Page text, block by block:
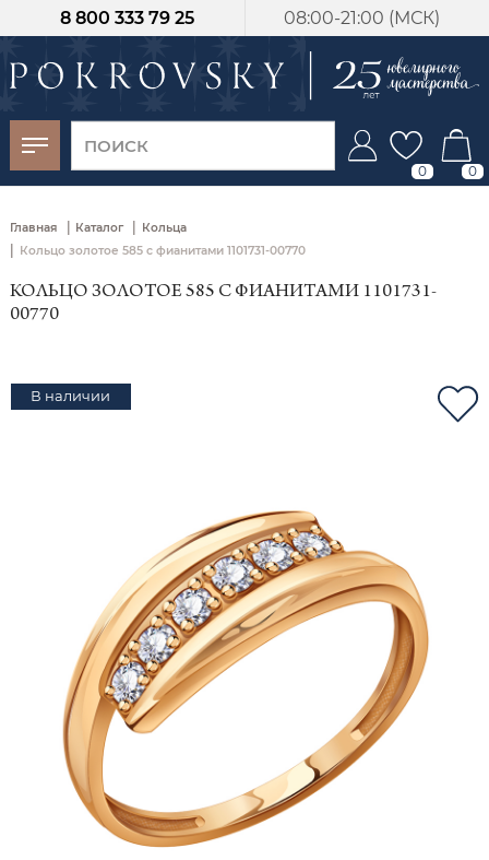
08:00-21:00 (МСК)
8 800 333 79 25
0 0
Главная | Каталог | Кольца
| Кольцо золотое 585 с фианитами 1101731-00770
КОЛЬЦО ЗОЛОТОЕ 585 С ФИАНИТАМИ 1101731-
00770
В наличии
-30%
от 15 дней с
момента оплаты